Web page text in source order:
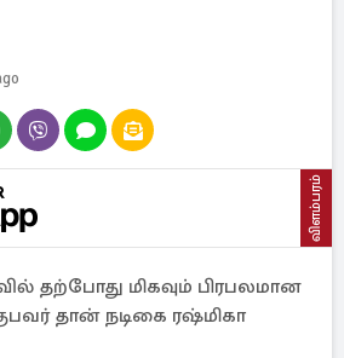
விளம்பரம்
தற்போது மிகவும் பிரபலமான
தான் நடிகை ரஷ்மிகா